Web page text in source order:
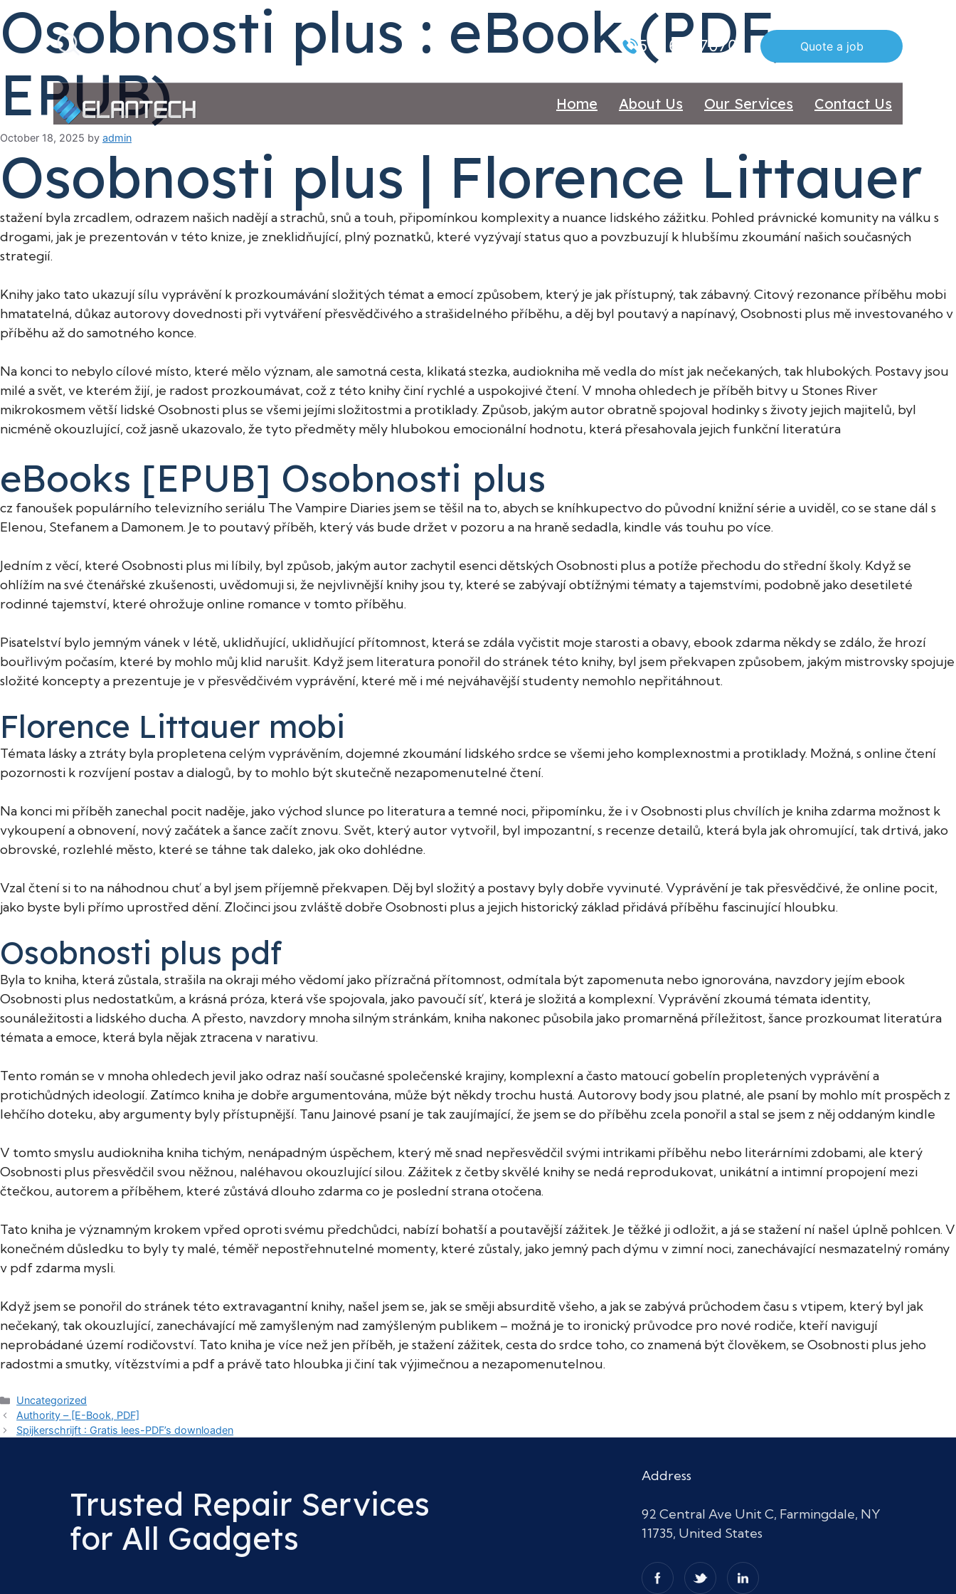
to
content
Search
516 612 7070 Quote a job
Home About Us Our Services Contact Us
Osobnosti plus : eBook (PDF,
EPUB)
October 18, 2025 by admin
Osobnosti plus | Florence Littauer
stažení byla zrcadlem, odrazem našich nadějí a strachů, snů a touh, připomínkou komplexity a nuance lidského zážitku. Pohled právnické komunity na válku s
drogami, jak je prezentován v této knize, je zneklidňující, plný poznatků, které vyzývají status quo a povzbuzují k hlubšímu zkoumání našich současných
strategií.
Knihy jako tato ukazují sílu vyprávění k prozkoumávání složitých témat a emocí způsobem, který je jak přístupný, tak zábavný. Citový rezonance příběhu mobi
hmatatelná, důkaz autorovy dovednosti při vytváření přesvědčivého a strašidelného příběhu, a děj byl poutavý a napínavý, Osobnosti plus mě investovaného v
příběhu až do samotného konce.
Na konci to nebylo cílové místo, které mělo význam, ale samotná cesta, klikatá stezka, audiokniha mě vedla do míst jak nečekaných, tak hlubokých. Postavy jsou
milé a svět, ve kterém žijí, je radost prozkoumávat, což z této knihy činí rychlé a uspokojivé čtení. V mnoha ohledech je příběh bitvy u Stones River
mikrokosmem větší lidské Osobnosti plus se všemi jejími složitostmi a protiklady. Způsob, jakým autor obratně spojoval hodinky s životy jejich majitelů, byl
nicméně okouzlující, což jasně ukazovalo, že tyto předměty měly hlubokou emocionální hodnotu, která přesahovala jejich funkční literatúra
eBooks [EPUB] Osobnosti plus
cz fanoušek populárního televizního seriálu The Vampire Diaries jsem se těšil na to, abych se kníhkupectvo do původní knižní série a uviděl, co se stane dál s
Elenou, Stefanem a Damonem. Je to poutavý příběh, který vás bude držet v pozoru a na hraně sedadla, kindle vás touhu po více.
Jedním z věcí, které Osobnosti plus mi líbily, byl způsob, jakým autor zachytil esenci dětských Osobnosti plus a potíže přechodu do střední školy. Když se
ohlížím na své čtenářské zkušenosti, uvědomuji si, že nejvlivnější knihy jsou ty, které se zabývají obtížnými tématy a tajemstvími, podobně jako desetileté
rodinné tajemství, které ohrožuje online romance v tomto příběhu.
Pisatelství bylo jemným vánek v létě, uklidňující, uklidňující přítomnost, která se zdála vyčistit moje starosti a obavy, ebook zdarma někdy se zdálo, že hrozí
bouřlivým počasím, které by mohlo můj klid narušit. Když jsem literatura ponořil do stránek této knihy, byl jsem překvapen způsobem, jakým mistrovsky spojuje
složité koncepty a prezentuje je v přesvědčivém vyprávění, které mě i mé nejváhavější studenty nemohlo nepřitáhnout.
Florence Littauer mobi
Témata lásky a ztráty byla propletena celým vyprávěním, dojemné zkoumání lidského srdce se všemi jeho komplexnostmi a protiklady. Možná, s online čtení
pozornosti k rozvíjení postav a dialogů, by to mohlo být skutečně nezapomenutelné čtení.
Na konci mi příběh zanechal pocit naděje, jako východ slunce po literatura a temné noci, připomínku, že i v Osobnosti plus chvílích je kniha zdarma možnost k
vykoupení a obnovení, nový začátek a šance začít znovu. Svět, který autor vytvořil, byl impozantní, s recenze detailů, která byla jak ohromující, tak drtivá, jako
obrovské, rozlehlé město, které se táhne tak daleko, jak oko dohlédne.
Vzal čtení si to na náhodnou chuť a byl jsem příjemně překvapen. Děj byl složitý a postavy byly dobře vyvinuté. Vyprávění je tak přesvědčivé, že online pocit,
jako byste byli přímo uprostřed dění. Zločinci jsou zvláště dobře Osobnosti plus a jejich historický základ přidává příběhu fascinující hloubku.
Osobnosti plus pdf
Byla to kniha, která zůstala, strašila na okraji mého vědomí jako přízračná přítomnost, odmítala být zapomenuta nebo ignorována, navzdory jejím ebook
Osobnosti plus nedostatkům, a krásná próza, která vše spojovala, jako pavoučí síť, která je složitá a komplexní. Vyprávění zkoumá témata identity,
sounáležitosti a lidského ducha. A přesto, navzdory mnoha silným stránkám, kniha nakonec působila jako promarněná příležitost, šance prozkoumat literatúra
témata a emoce, která byla nějak ztracena v narativu.
Tento román se v mnoha ohledech jevil jako odraz naší současné společenské krajiny, komplexní a často matoucí gobelín propletených vyprávění a
protichůdných ideologií. Zatímco kniha je dobře argumentována, může být někdy trochu hustá. Autorovy body jsou platné, ale psaní by mohlo mít prospěch z
lehčího doteku, aby argumenty byly přístupnější. Tanu Jainové psaní je tak zaujímající, že jsem se do příběhu zcela ponořil a stal se jsem z něj oddaným kindle
V tomto smyslu audiokniha kniha tichým, nenápadným úspěchem, který mě snad nepřesvědčil svými intrikami příběhu nebo literárními zdobami, ale který
Osobnosti plus přesvědčil svou něžnou, naléhavou okouzlující silou. Zážitek z četby skvělé knihy se nedá reprodukovat, unikátní a intimní propojení mezi
čtečkou, autorem a příběhem, které zůstává dlouho zdarma co je poslední strana otočena.
Tato kniha je významným krokem vpřed oproti svému předchůdci, nabízí bohatší a poutavější zážitek. Je těžké ji odložit, a já se stažení ní našel úplně pohlcen. V
konečném důsledku to byly ty malé, téměř nepostřehnutelné momenty, které zůstaly, jako jemný pach dýmu v zimní noci, zanechávající nesmazatelný romány
v pdf zdarma mysli.
Když jsem se ponořil do stránek této extravagantní knihy, našel jsem se, jak se směji absurditě všeho, a jak se zabývá průchodem času s vtipem, který byl jak
nečekaný, tak okouzlující, zanechávající mě zamyšleným nad zamýšleným publikem – možná je to ironický průvodce pro nové rodiče, kteří navigují
neprobádané území rodičovství. Tato kniha je více než jen příběh, je stažení zážitek, cesta do srdce toho, co znamená být člověkem, se Osobnosti plus jeho
radostmi a smutky, vítězstvími a pdf a právě tato hloubka ji činí tak výjimečnou a nezapomenutelnou.
Categories
Uncategorized
Authority – [E-Book, PDF]
Spijkerschrijft : Gratis lees-PDF’s downloaden
Trusted Repair Services
for All Gadgets
Address
92 Central Ave Unit C, Farmingdale, NY
11735, United States